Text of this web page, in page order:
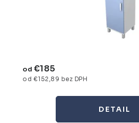
od €152,89 bez DPH
od €185
DETAIL